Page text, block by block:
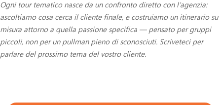
Ogni tour tematico nasce da un confronto diretto con l’agenzia:
ascoltiamo cosa cerca il cliente finale, e costruiamo un itinerario su
misura attorno a quella passione specifica — pensato per gruppi
piccoli, non per un pullman pieno di sconosciuti. Scriveteci per
parlare del prossimo tema del vostro cliente.